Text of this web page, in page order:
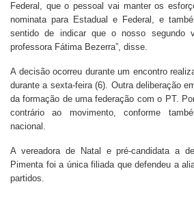
Federal, que o pessoal vai manter os
nominata para Estadual e Federal, e
sentido de indicar que o nosso segundo
professora Fátima Bezerra”, disse.
A decisão ocorreu durante um encontro
durante a sexta-feira (6). Outra deliberação
da formação de uma federação com o PT.
contrário ao movimento, conforme
nacional.
A vereadora de Natal e pré-candidata a
Pimenta foi a única filiada que defendeu a
partidos.